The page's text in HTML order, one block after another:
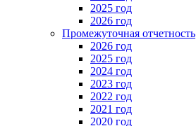
2025 год
2026 год
Промежуточная отчетность
2026 год
2025 год
2024 год
2023 год
2022 год
2021 год
2020 год